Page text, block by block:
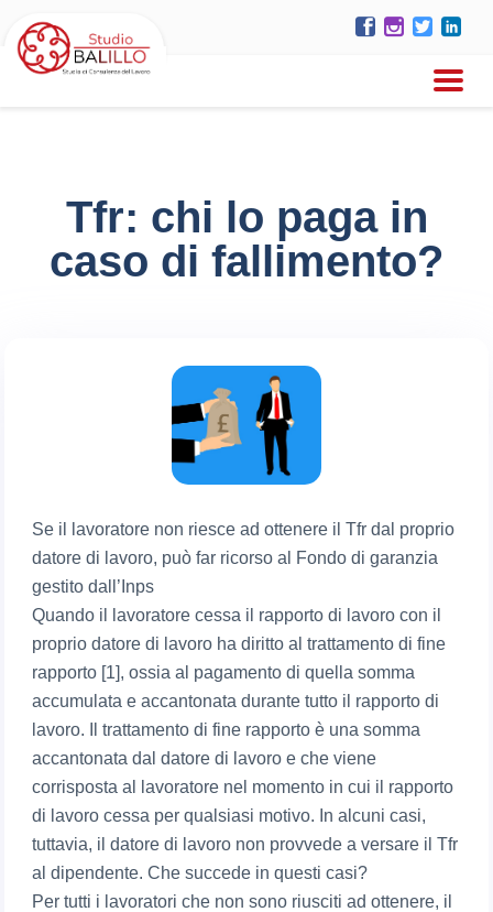
Tfr: chi lo paga in
caso di fallimento?
Se il lavoratore non riesce ad ottenere il Tfr dal proprio
datore di lavoro, può far ricorso al Fondo di garanzia
gestito dall’Inps
Quando il lavoratore cessa il rapporto di lavoro con il
proprio datore di lavoro ha diritto al trattamento di fine
rapporto [1], ossia al pagamento di quella somma
accumulata e accantonata durante tutto il rapporto di
lavoro. Il trattamento di fine rapporto è una somma
accantonata dal datore di lavoro e che viene
corrisposta al lavoratore nel momento in cui il rapporto
di lavoro cessa per qualsiasi motivo. In alcuni casi,
tuttavia, il datore di lavoro non provvede a versare il Tfr
al dipendente. Che succede in questi casi?
Per tutti i lavoratori che non sono riusciti ad ottenere, il